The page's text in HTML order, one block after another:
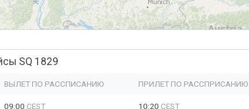
SQ 1829
ВЫЛЕТ ПО РАССПИСАНИЮ ПРИЛЕТ ПО РАССПРИСАНИЮ
09:00 CEST 10:20 CEST